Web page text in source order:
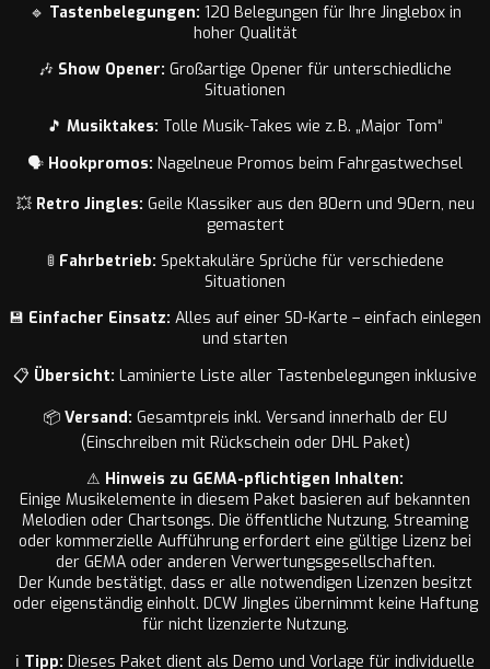
🔹 Tastenbelegungen: 120 Belegungen für Ihre Jinglebox in
hoher Qualität
🎶 Show Opener: Großartige Opener für unterschiedliche
Situationen
🎵 Musiktakes: Tolle Musik-Takes wie z. B. „Major Tom“
🗣️ Hookpromos: Nagelneue Promos beim Fahrgastwechsel
💥 Retro Jingles: Geile Klassiker aus den 80ern und 90ern, neu
gemastert
🚦 Fahrbetrieb: Spektakuläre Sprüche für verschiedene
Situationen
💾 Einfacher Einsatz: Alles auf einer SD-Karte – einfach einlegen
und starten
📋 Übersicht: Laminierte Liste aller Tastenbelegungen inklusive
📦 Versand: Gesamtpreis inkl. Versand innerhalb der EU
(Einschreiben mit Rückschein oder DHL Paket)
⚠ Hinweis zu GEMA-pflichtigen Inhalten:
Einige Musikelemente in diesem Paket basieren auf bekannten
Melodien oder Chartsongs. Die öffentliche Nutzung, Streaming
oder kommerzielle Aufführung erfordert eine gültige Lizenz bei
der GEMA oder anderen Verwertungsgesellschaften.
Der Kunde bestätigt, dass er alle notwendigen Lizenzen besitzt
oder eigenständig einholt. DCW Jingles übernimmt keine Haftung
für nicht lizenzierte Nutzung.
ℹ Tipp: Dieses Paket dient als Demo und Vorlage für individuelle